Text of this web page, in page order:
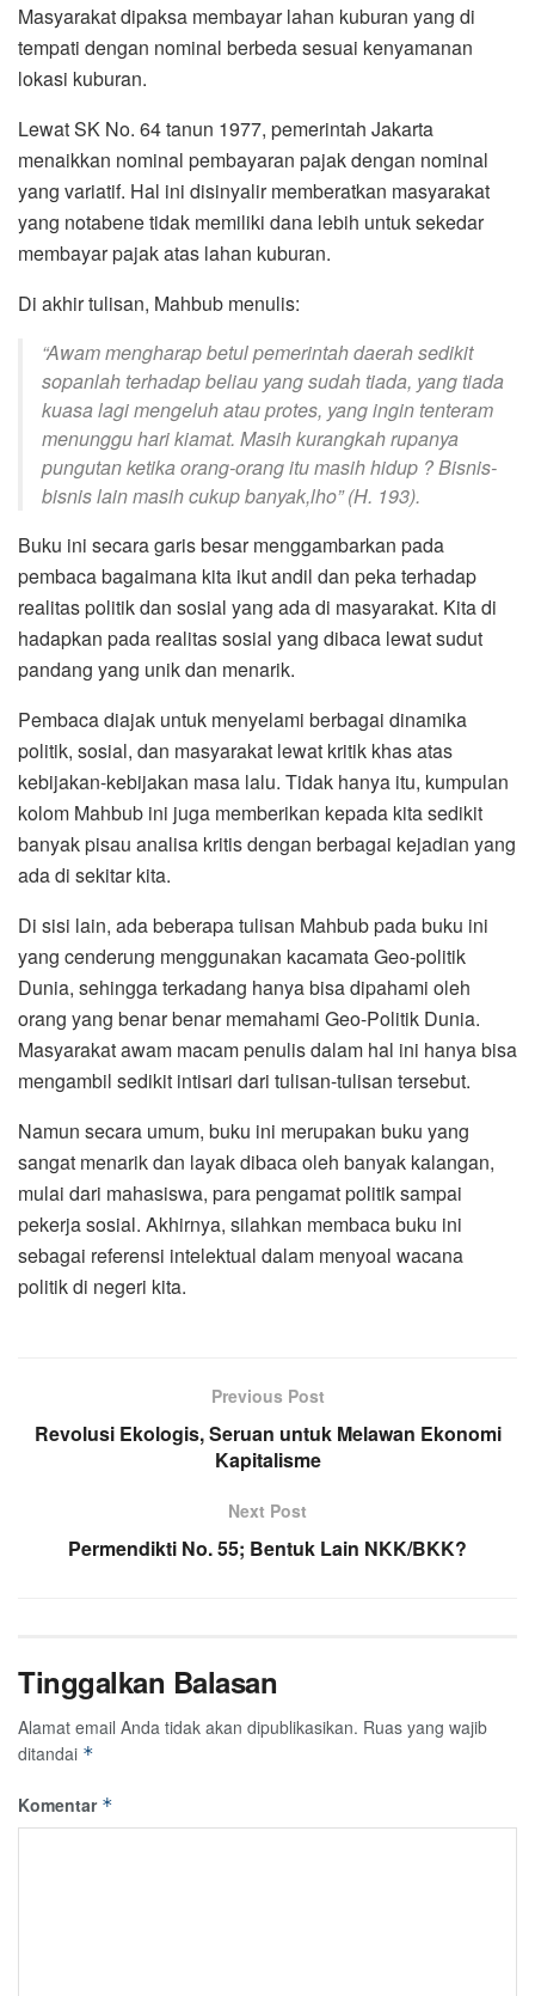
Masyarakat dipaksa membayar lahan kuburan yang di
tempati dengan nominal berbeda sesuai kenyamanan
lokasi kuburan.
Lewat SK No. 64 tanun 1977, pemerintah Jakarta
menaikkan nominal pembayaran pajak dengan nominal
yang variatif. Hal ini disinyalir memberatkan masyarakat
yang notabene tidak memiliki dana lebih untuk sekedar
membayar pajak atas lahan kuburan.
Di akhir tulisan, Mahbub menulis:
“Awam mengharap betul pemerintah daerah sedikit
sopanlah terhadap beliau yang sudah tiada, yang tiada
kuasa lagi mengeluh atau protes, yang ingin tenteram
menunggu hari kiamat. Masih kurangkah rupanya
pungutan ketika orang-orang itu masih hidup ? Bisnis-
bisnis lain masih cukup banyak,lho” (H. 193).
Buku ini secara garis besar menggambarkan pada
pembaca bagaimana kita ikut andil dan peka terhadap
realitas politik dan sosial yang ada di masyarakat. Kita di
hadapkan pada realitas sosial yang dibaca lewat sudut
pandang yang unik dan menarik.
Pembaca diajak untuk menyelami berbagai dinamika
politik, sosial, dan masyarakat lewat kritik khas atas
kebijakan-kebijakan masa lalu. Tidak hanya itu, kumpulan
kolom Mahbub ini juga memberikan kepada kita sedikit
banyak pisau analisa kritis dengan berbagai kejadian yang
ada di sekitar kita.
Di sisi lain, ada beberapa tulisan Mahbub pada buku ini
yang cenderung menggunakan kacamata Geo-politik
Dunia, sehingga terkadang hanya bisa dipahami oleh
orang yang benar benar memahami Geo-Politik Dunia.
Masyarakat awam macam penulis dalam hal ini hanya bisa
mengambil sedikit intisari dari tulisan-tulisan tersebut.
Namun secara umum, buku ini merupakan buku yang
sangat menarik dan layak dibaca oleh banyak kalangan,
mulai dari mahasiswa, para pengamat politik sampai
pekerja sosial. Akhirnya, silahkan membaca buku ini
sebagai referensi intelektual dalam menyoal wacana
politik di negeri kita.
Previous Post
Revolusi Ekologis, Seruan untuk Melawan Ekonomi
Kapitalisme
Next Post
Permendikti No. 55; Bentuk Lain NKK/BKK?
Tinggalkan Balasan
Alamat email Anda tidak akan dipublikasikan. Ruas yang wajib
ditandai *
Komentar *